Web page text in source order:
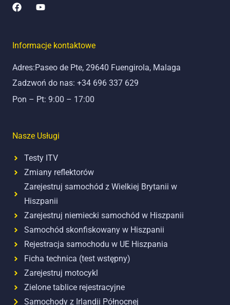
F
a
b
k
y
u
b
Informacje kontaktowe
Adres:Paseo de Pte, 29640 Fuengirola, Malaga
Zadzwoń do nas: +34 696 337 629
Pon – Pt: 9:00 – 17:00
Nasze Usługi
Testy ITV
Zmiany reflektorów
Zarejestruj samochód z Wielkiej Brytanii w
Hiszpanii
Zarejestruj niemiecki samochód w Hiszpanii
Samochód skonfiskowany w Hiszpanii
Rejestracja samochodu w UE Hiszpania
Ficha technica (test wstępny)
Zarejestruj motocykl
Zielone tablice rejestracyjne
Samochody z Irlandii Północnej